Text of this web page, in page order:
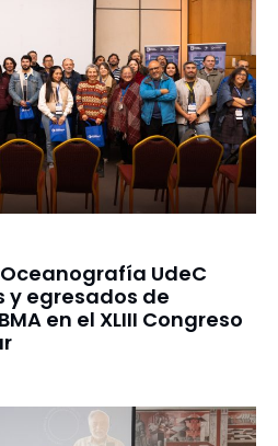
UdeC
y egresados de
en el XLIII Congreso